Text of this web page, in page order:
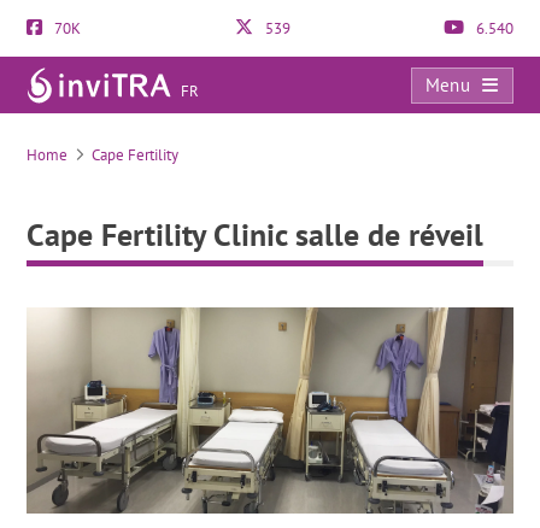
70K 539 6.540
FR
Menu
Cape Fertility Clinic salle de réveil
Home Cape Fertility
Cape Fertility Clinic salle de réveil